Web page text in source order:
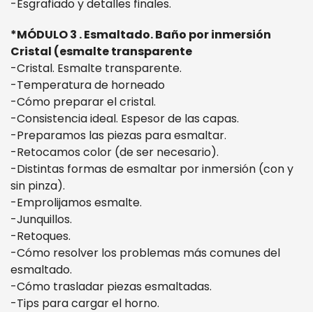
-Esgrafiado y detalles finales.
*MÓDULO 3 . Esmaltado. Baño por inmersión
Cristal (esmalte transparente
-Cristal. Esmalte transparente.
-Temperatura de horneado
-Cómo preparar el cristal.
-Consistencia ideal. Espesor de las capas.
-Preparamos las piezas para esmaltar.
-Retocamos color (de ser necesario).
-Distintas formas de esmaltar por inmersión (con y
sin pinza).
-Emprolijamos esmalte.
-Junquillos.
-Retoques.
-Cómo resolver los problemas más comunes del
esmaltado.
-Cómo trasladar piezas esmaltadas.
-Tips para cargar el horno.